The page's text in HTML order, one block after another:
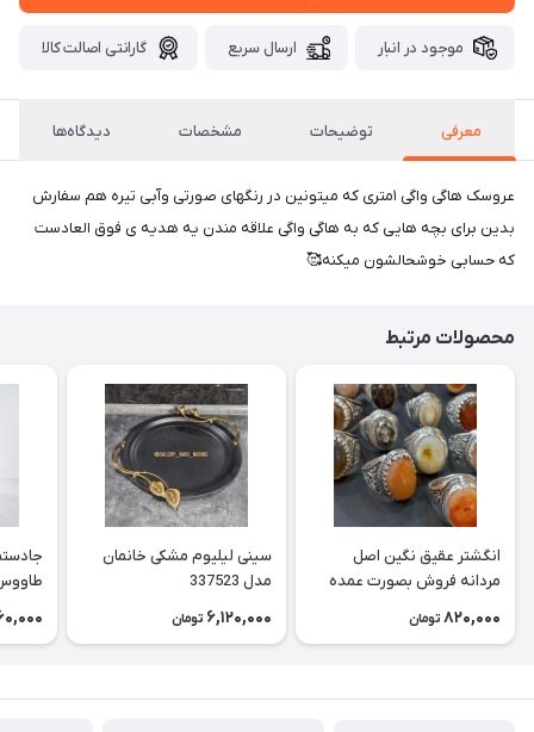
موجود در انبار ارسال سریع گارانتی اصالت کالا
معرفی توضیحات مشخصات دیدگاه‌ها
عروسک هاگی واگی ۱متری که میتونین در رنگهای صورتی وآبی تیره هم سفارش
بدین برای بچه هایی که به هاگی واگی علاقه مندن یه هدیه ی فوق العادست
که حسابی خوشحالشون میکنه🥰
محصولات مرتبط
انگشتر عقیق نگین اصل
مردانه فروش بصورت عمده
3عدد هست فروش بصورت
820,000 تومان
سینی لیلیوم مشکی خانمان
مدل 337523
6,120,000 تومان